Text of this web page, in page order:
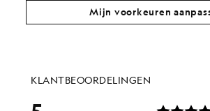
+26
Mijn voorkeuren